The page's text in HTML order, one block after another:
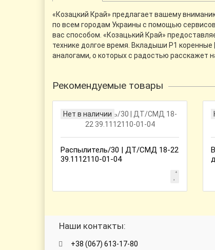
«Козацкий Край» предлагает вашему
по всем городам Украины с помощью
вас способом. «Козацький Край»
технике долгое время. Вкладыши Р1
аналогами, о которых с радостью расскажет
Рекомендуемые товары
Нет в наличии
Распылитель/30 | ДТ/СМД 18-22
39.1112110-01-04
Наши контакты:
+38 (067) 613-17-80